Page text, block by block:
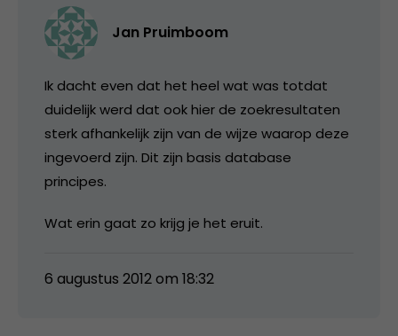
Jan Pruimboom
Ik dacht even dat het heel wat was totdat
duidelijk werd dat ook hier de zoekresultaten
sterk afhankelijk zijn van de wijze waarop deze
ingevoerd zijn. Dit zijn basis database
principes.
Wat erin gaat zo krijg je het eruit.
6 augustus 2012 om 18:32